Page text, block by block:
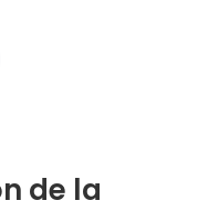
de la